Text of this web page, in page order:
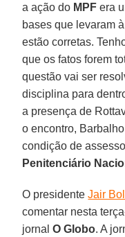
a ação do MPF era
bases que levaram
estão corretas.
que os fatos forem
questão vai ser
disciplina para
a presença de
o encontro,
condição de
Penitenciário
O presidenteJair
comentar nesta
jornalO Globo. A